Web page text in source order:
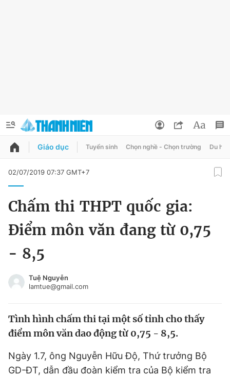
QUẢNG CÁO ĐẶT BÁO
Chào ngày mới
Video Magazine
Sản phẩm khác
Đổi mật khẩu
Tin đã lưu
Tin đã xem
Đăng xuất
Giáo dục Tuyển sinh Chọn nghề - Chọn trường Du học
02/07/2019 07:37 GMT+7
Chấm thi THPT quốc gia:
Điểm môn văn đang từ 0,75
- 8,5
Tuệ Nguyễn
lamtue@gmail.com
Tình hình chấm thi tại một số tỉnh cho thấy
điểm môn văn dao động từ 0,75 - 8,5.
Ngày 1.7, ông Nguyễn Hữu Độ, Thứ trưởng Bộ
GD-ĐT, dẫn đầu đoàn kiểm tra của Bộ kiểm tra